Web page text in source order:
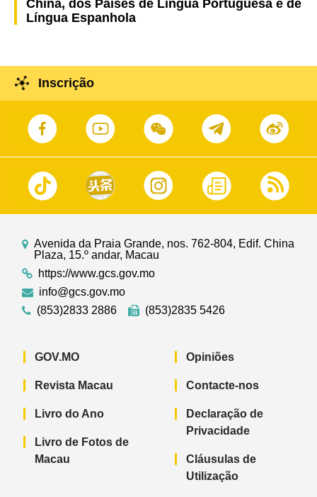
China, dos Países de Língua Portuguesa e de
Língua Espanhola
Inscrição
Avenida da Praia Grande, nos. 762-804, Edif. China
Plaza, 15.º andar, Macau
https://www.gcs.gov.mo
info@gcs.gov.mo
(853)2833 2886
(853)2835 5426
GOV.MO
Revista Macau
Livro do Ano
Livro de Fotos de
Macau
Opiniões
Contacte-nos
Declaração de
Privacidade
Cláusulas de
Utilização